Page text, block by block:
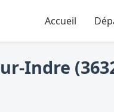
Accueil
Indre